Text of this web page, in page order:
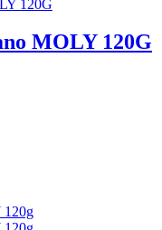
MOLY 120G